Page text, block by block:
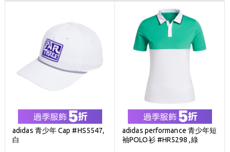
adidas 青少年 Cap #HS5547,
白
adidas performance 青少年短
袖POLO衫 #HR5298 ,綠